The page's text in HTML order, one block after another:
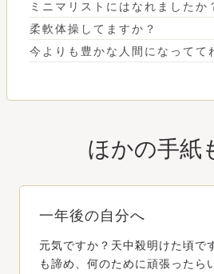
ミニマリストにはなれましたか
柔軟体操してますか？
今よりも豊かな人間になってて
ほかの手紙
一年後の自分へ
元気ですか？天中殺明けた頃で
も諦め、何のために頑張ったら